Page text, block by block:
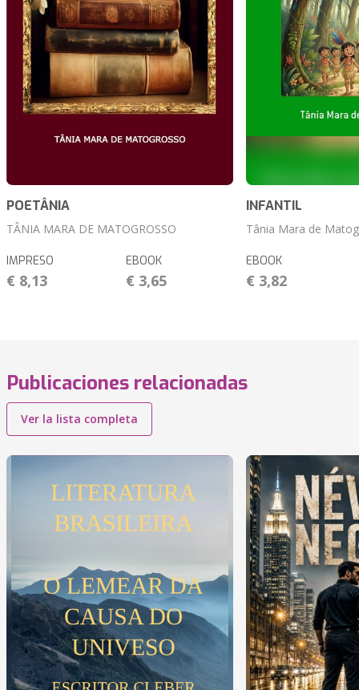
POETÂNIA
TÂNIA MARA DE MATOGROSSO
IMPRESO
€ 8,13
EBOOK
€ 3,65
INFANTIL
Tânia Mara de
EBOOK
€ 3,82
Publicaciones relacionadas
Ver la lista completa